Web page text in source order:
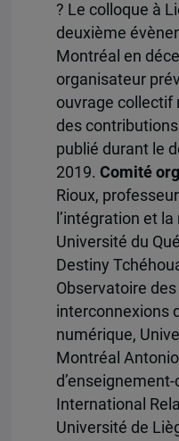
? Le colloque à
deuxième
Montréal en
organisateur
ouvrage collectif
des
publié durant le
2019. Comité
Rioux,
l’intégration et
Université du
Destiny
Observatoire
interconnexions
numérique,
Montréal
International
Université de